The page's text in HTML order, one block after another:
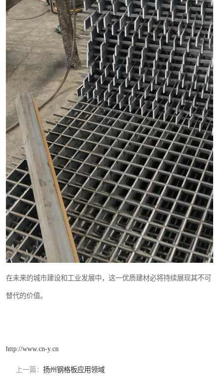
在未来的城市建设和工业发展中，这一优质建材必将持续展现其不可
替代的价值。
http://www.cn-y.cn
上一篇： 扬州钢格板应用领域